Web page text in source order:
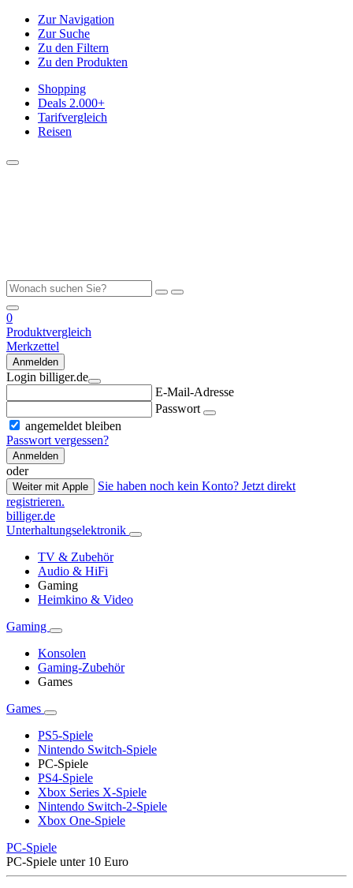
Zur Navigation
Zur Suche
Zu den Filtern
Zu den Produkten
Shopping
Deals 2.000+
Tarifvergleich
Reisen
0
Produktvergleich
Merkzettel
Anmelden
Login billiger.de
E-Mail-Adresse
Passwort
angemeldet bleiben
Passwort vergessen?
Anmelden
oder
Weiter mit Apple
Sie haben noch kein Konto? Jetzt direkt
registrieren.
billiger.de
Unterhaltungselektronik
TV & Zubehör
Audio & HiFi
Gaming
Heimkino & Video
Gaming
Konsolen
Gaming-Zubehör
Games
Games
PS5-Spiele
Nintendo Switch-Spiele
PC-Spiele
PS4-Spiele
Xbox Series X-Spiele
Nintendo Switch-2-Spiele
Xbox One-Spiele
PC-Spiele
PC-Spiele unter 10 Euro